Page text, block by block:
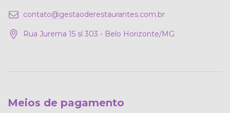
contato@gestaoderestaurantes.com.br
Rua Jurema 15 sl 303 - Belo Horizonte/MG
Meios de pagamento